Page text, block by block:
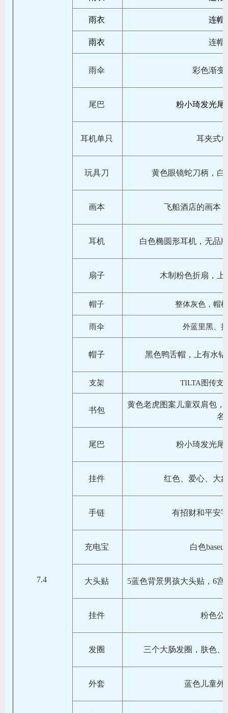
7.4
雨衣 连帽
雨衣 连帽
雨伞 彩色渐变
尾巴 粉小琦发光尾
耳机单只 耳夹式
玩具刀 黄色眼镜蛇刀柄，白
画本 飞船酒店的画本
耳机 白色椭圆形耳机，无品
扇子 木制粉色折扇，上
帽子 整体灰色，帽
雨伞 外蓝里黑、
帽子 黑色鸭舌帽，上有水
支架 TILTA图传支
书包
黄色老虎图案儿童双肩包
名
尾巴 粉小琦发光尾
挂件 红色、爱心、大
手链 有招财和平安
充电宝 白色
大头贴 5蓝色背景男孩大头贴，6
挂件 粉色公
发圈 三个大肠发圈，肤色
外套 蓝色儿童外